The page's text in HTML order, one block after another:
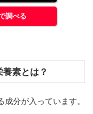
調べる
素とは？
分が入っています。